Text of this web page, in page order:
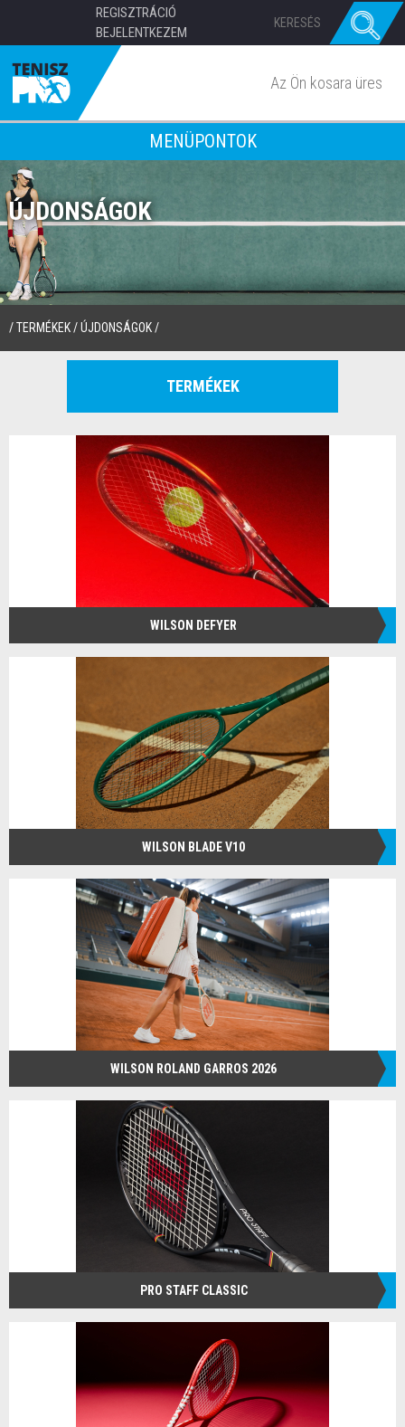
REGISZTRÁCIÓ
BEJELENTKEZEM
Az Ön kosara üres
MENÜPONTOK
ÚJDONSÁGOK
/TERMÉKEK/ÚJDONSÁGOK/
TERMÉKEK
WILSON DEFYER
WILSON BLADE V10
WILSON ROLAND GARROS 2026
PRO STAFF CLASSIC